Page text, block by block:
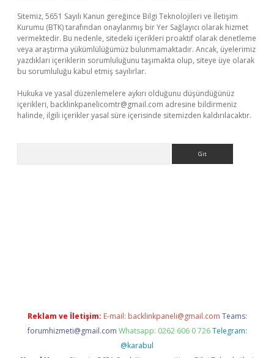
Sitemiz, 5651 Sayılı Kanun gereğince Bilgi Teknolojileri ve İletişim
Kurumu (BTK) tarafından onaylanmış bir Yer Sağlayıcı olarak hizmet
vermektedir. Bu nedenle, sitedeki içerikleri proaktif olarak denetleme
veya araştırma yükümlülüğümüz bulunmamaktadır. Ancak, üyelerimiz
yazdıkları içeriklerin sorumluluğunu taşımakta olup, siteye üye olarak
bu sorumluluğu kabul etmiş sayılırlar.
Hukuka ve yasal düzenlemelere aykırı olduğunu düşündüğünüz
içerikleri, backlinkpanelicomtr@gmail.com adresine bildirmeniz
halinde, ilgili içerikler yasal süre içerisinde sitemizden kaldırılacaktır.
Reklam ve İletişim: E-mail: backlinkpaneli@gmail.com Teams:
forumhizmeti@gmail.com Whatsapp: 0262 606 0 726 Telegram:
@karabul